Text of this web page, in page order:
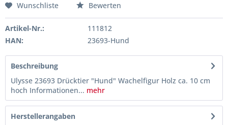
Wunschliste Bewerten
Artikel-Nr.:
111812
HAN:
23693-Hund
Beschreibung
Ulysse 23693 Drücktier "Hund" Wachelfigur Holz ca. 10 cm
hoch Informationen... mehr
Herstellerangaben